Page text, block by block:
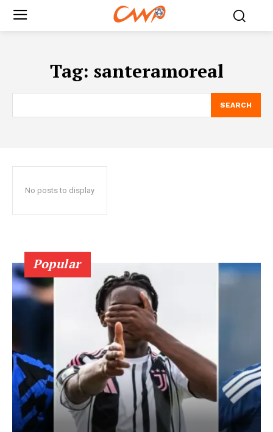
Tag: santeramoreal
SEARCH
No posts to display
Popular